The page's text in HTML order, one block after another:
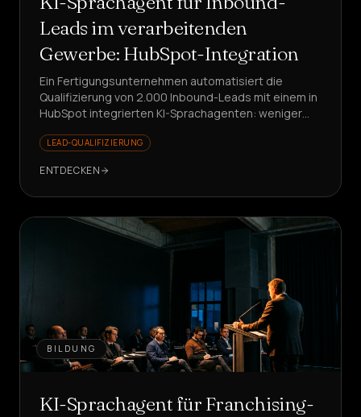
Leads im verarbeitenden
Gewerbe: HubSpot-Integration
Ein Fertigungsunternehmen automatisiert die
Qualifizierung von 2.000 Inbound-Leads mit einem in
HubSpot integrierten KI-Sprachagenten: weniger
sich auf den Mehrwert.
LEAD-QUALIFIZIERUNG
ENTDECKEN
BILDUNG
KI-Sprachagent für Franchising-